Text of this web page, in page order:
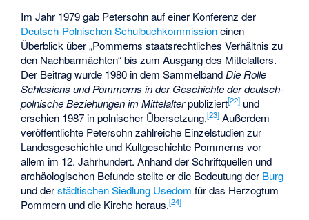
Im Jahr 1979 gab Petersohn auf einer Konferenz der
Deutsch-Polnischen Schulbuchkommissioneinen
Überblick über „Pommerns staatsrechtliches Verhältnis zu
den Nachbarmächten“ bis zum Ausgang des Mittelalters.
Der Beitrag wurde 1980 in dem SammelbandDie Rolle
Schlesiens und Pommerns in der Geschichte der deutsch-
polnische Beziehungen im Mittelalterpubliziert[22] und
erschien 1987 in polnischer Übersetzung.[23] Außerdem
veröffentlichte Petersohn zahlreiche Einzelstudien zur
Landesgeschichte und Kultgeschichte Pommerns vor
allem im 12. Jahrhundert. Anhand der Schriftquellen und
archäologischen Befunde stellte er die Bedeutung der Burg
und derstädtischen Siedlung Usedom für das Herzogtum
Pommern und die Kirche heraus.[24]